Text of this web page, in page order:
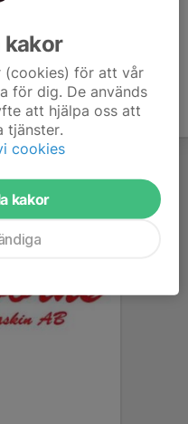
kakor
(cookies) för att vår
för dig. De används
att hjälpa oss att
tjänster.
cookies
kakor